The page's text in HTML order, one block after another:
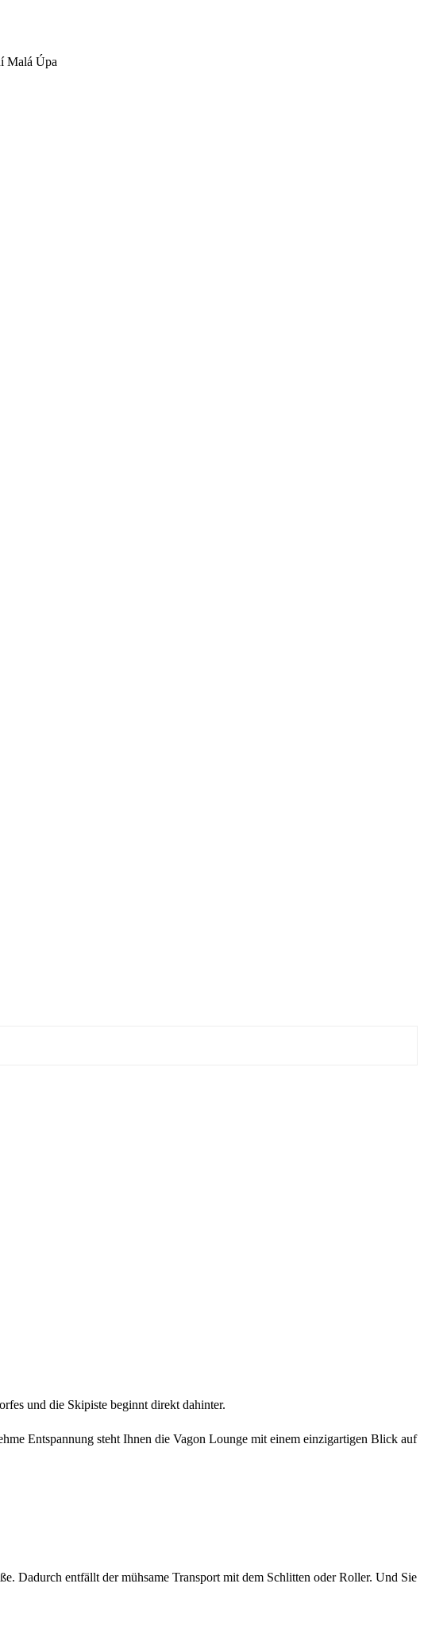
und die Skipiste beginnt direkt dahinter.
Entspannung steht Ihnen die Vagon Lounge mit einem einzigartigen Blick auf
Dadurch entfällt der mühsame Transport mit dem Schlitten oder Roller. Und Sie